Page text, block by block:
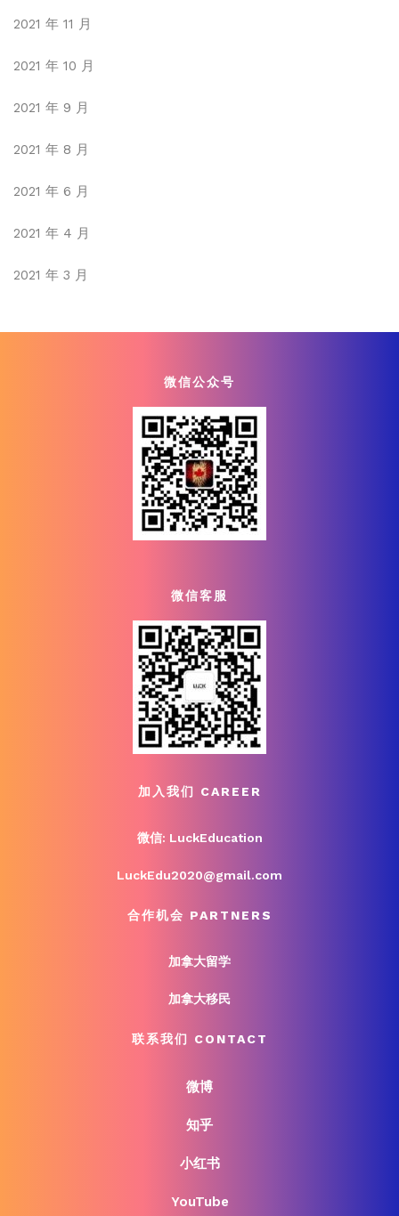
2021 年 11 月
2021 年 10 月
2021 年 9 月
2021 年 8 月
2021 年 6 月
2021 年 4 月
2021 年 3 月
微信公众号
微信客服
加入我们 CAREER
微信: LuckEducation
LuckEdu2020@gmail.com
合作机会 PARTNERS
加拿大留学
加拿大移民
联系我们 CONTACT
微博
知乎
小红书
YouTube